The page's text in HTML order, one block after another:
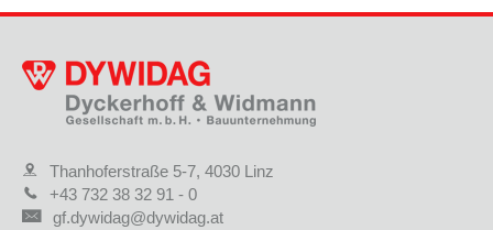
Thanhoferstraße 5-7, 4030 Linz
+43 732 38 32 91 - 0
gf.dywidag@dywidag.at